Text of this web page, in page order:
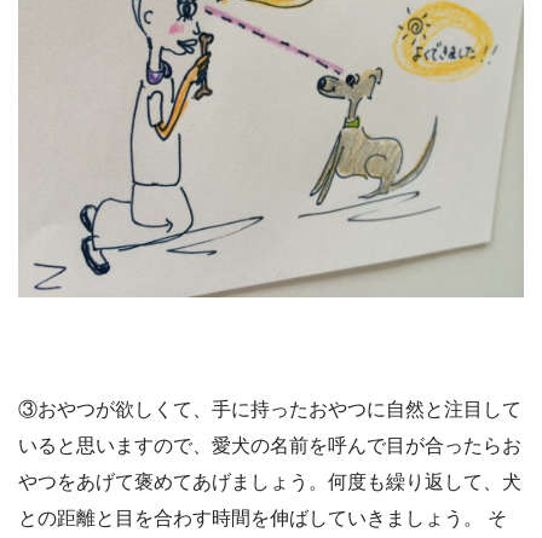
③おやつが欲しくて、手に持ったおやつに自然と注目して
いると思いますので、愛犬の名前を呼んで目が合ったらお
やつをあげて褒めてあげましょう。何度も繰り返して、犬
との距離と目を合わす時間を伸ばしていきましょう。 そ